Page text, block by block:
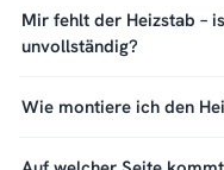
Mir fehlt der Heizstab –
unvollständig?
Wie montiere ich den